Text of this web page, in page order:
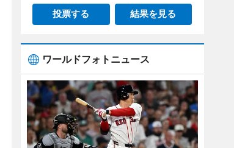
投票する 結果を見る
ワールドフォトニュース